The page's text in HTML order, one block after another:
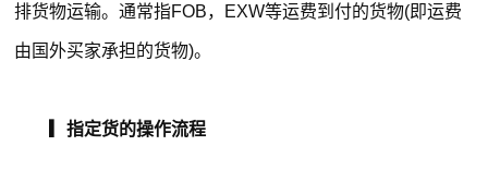
排货物运输。通常指FOB，EXW等运费到付的货物(即运费
由国外买家承担的货物)。
▎指定货的操作流程